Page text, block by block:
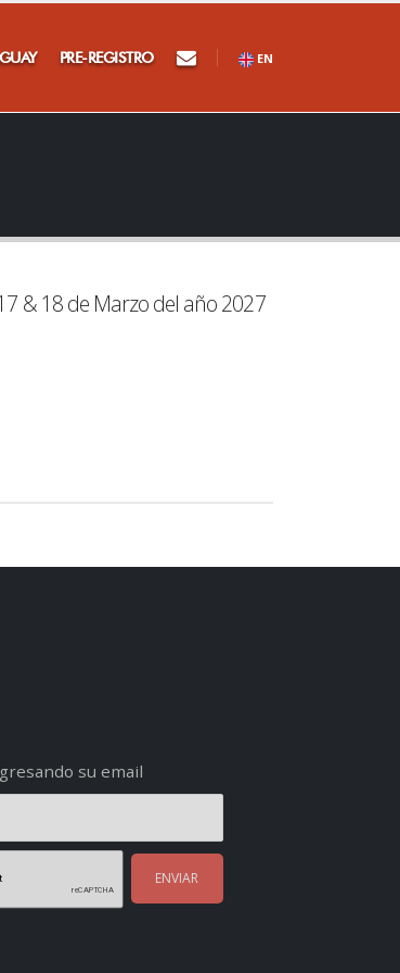
PRE-REGISTRO EN
& 18 de Marzo del año 2027
su email
ENVIAR